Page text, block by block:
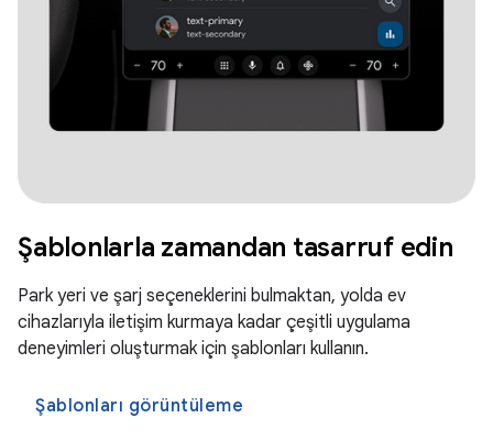
Şablonlarla zamandan tasarruf edin
Park yeri ve şarj seçeneklerini bulmaktan, yolda ev
cihazlarıyla iletişim kurmaya kadar çeşitli uygulama
deneyimleri oluşturmak için şablonları kullanın.
Şablonları görüntüleme